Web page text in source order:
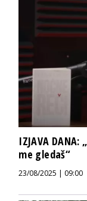
IZJAVA
me gledaš“
23/08/2025 | 09:00